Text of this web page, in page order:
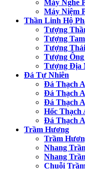
Máy Nghe
Máy Niệm
Thần Linh Hộ
Tượng
Tượng
Tượng
Tượng
Tượng Địa
Đá Tự Nhiên
Đá Thạch
Đá Thạch
Đá Thạch
Hốc Thạch
Đá Thạch
Trầm Hương
Trầm
Nhang
Nhang
Chuỗi